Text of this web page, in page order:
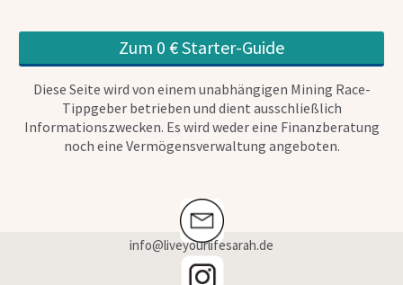
Zum 0 € Starter-Guide
Diese Seite wird von einem unabhängigen Mining Race-
Tippgeber betrieben und dient ausschließlich
Informationszwecken. Es wird weder eine Finanzberatung
noch eine Vermögensverwaltung angeboten.
info@liveyourlifesarah.de